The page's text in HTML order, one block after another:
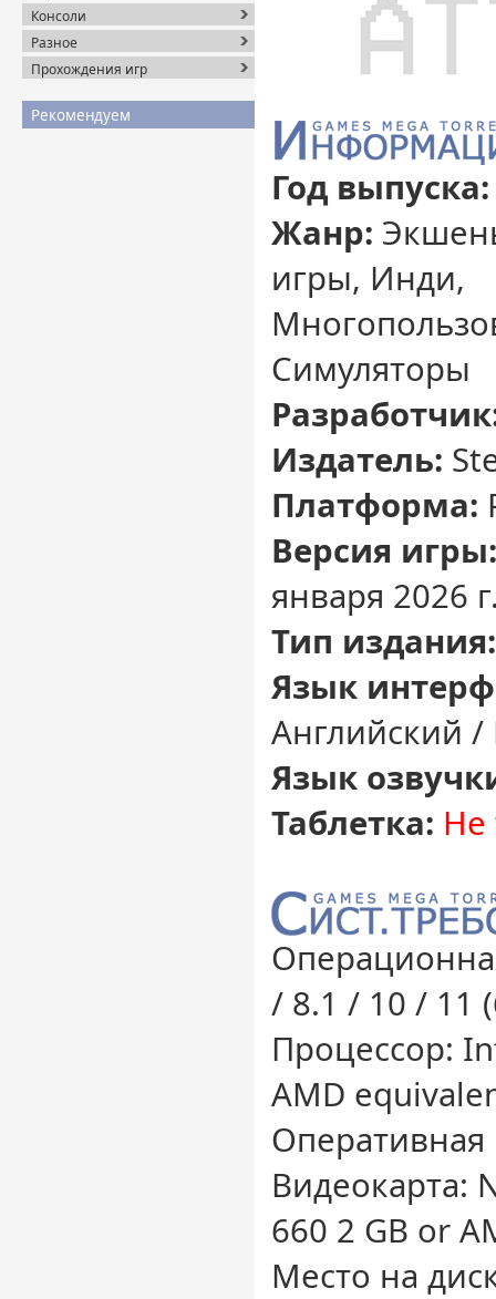
Консоли
Разное
Прохождения игр
Рекомендуем
Год выпуска:
Жанр:
игры, Инди,
Симуляторы
Издатель:
Платформа:
Версия игры:
января 2026
Тип издания:
Язык
Английский /
Язык
Таблетка: Не
/ 8.1 / 10 / 11
Процессор:
AMD
Оперативная
Видеокарта:
660 2 GB or
Место на